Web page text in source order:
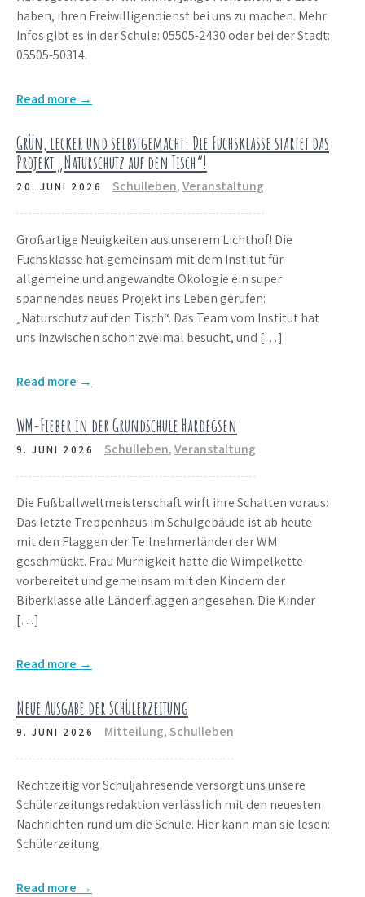
haben, ihren Freiwilligendienst bei uns zu machen. Mehr
Infos gibt es in der Schule: 05505-2430 oder bei der Stadt:
05505-50314.
Read more →
Grün, lecker und selbstgemacht: Die Fuchsklasse startet das
Projekt „Naturschutz auf den Tisch“!
20. JUNI 2026 Schulleben,Veranstaltung
Großartige Neuigkeiten aus unserem Lichthof! Die
Fuchsklasse hat gemeinsam mit dem Institut für
allgemeine und angewandte Ökologie ein super
spannendes neues Projekt ins Leben gerufen:
„Naturschutz auf den Tisch“. Das Team vom Institut hat
uns inzwischen schon zweimal besucht, und […]
Read more →
WM-Fieber in der Grundschule Hardegsen
9. JUNI 2026 Schulleben,Veranstaltung
Die Fußballweltmeisterschaft wirft ihre Schatten voraus:
Das letzte Treppenhaus im Schulgebäude ist ab heute
mit den Flaggen der Teilnehmerländer der WM
geschmückt. Frau Murnigkeit hatte die Wimpelkette
vorbereitet und gemeinsam mit den Kindern der
Biberklasse alle Länderflaggen angesehen. Die Kinder
[…]
Read more →
Neue Ausgabe der Schülerzeitung
9. JUNI 2026 Mitteilung, Schulleben
Rechtzeitig vor Schuljahresende versorgt uns unsere
Schülerzeitungsredaktion verlässlich mit den neuesten
Nachrichten rund um die Schule. Hier kann man sie lesen:
Schülerzeitung
Read more →